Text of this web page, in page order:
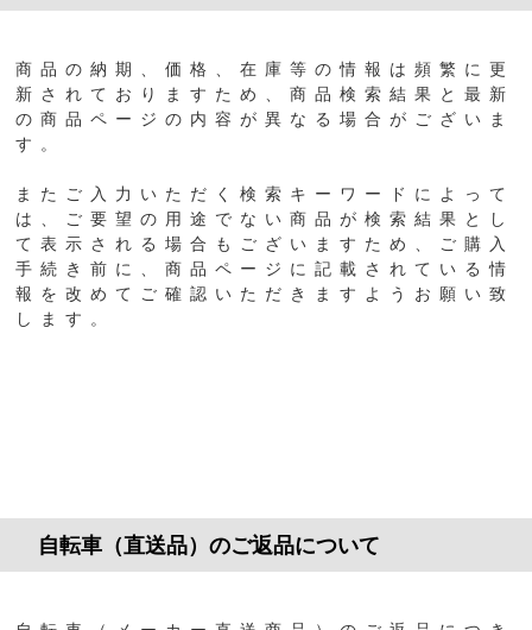
商品の納期、価格、在庫等の情報は頻繁に更
新されておりますため、商品検索結果と最新
の商品ページの内容が異なる場合がございま
す。
またご入力いただく検索キーワードによって
は、ご要望の用途でない商品が検索結果とし
て表示される場合もございますため、ご購入
手続き前に、商品ページに記載されている情
報を改めてご確認いただきますようお願い致
します。
自転車（直送品）のご返品について